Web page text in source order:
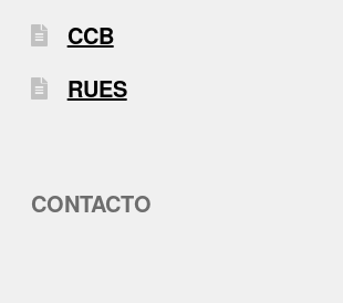
CCB
RUES
CONTACTO